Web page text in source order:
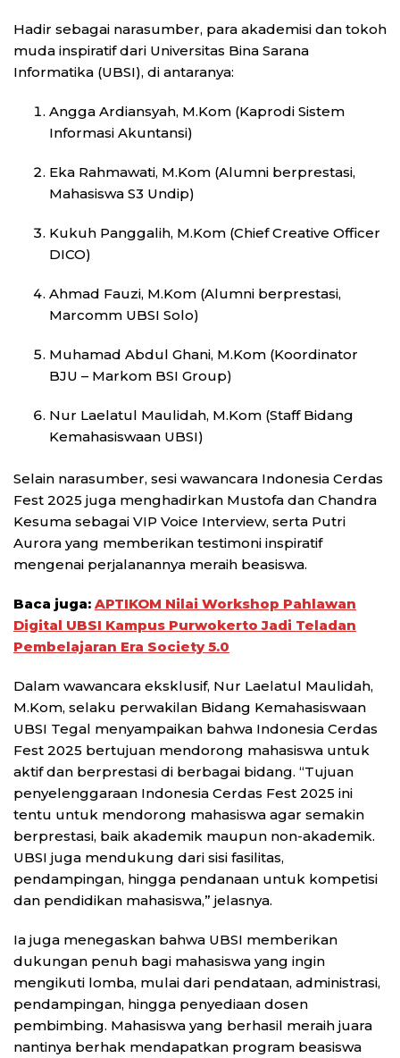
Hadir sebagai narasumber, para akademisi dan tokoh
muda inspiratif dari Universitas Bina Sarana
Informatika (UBSI), di antaranya:
Angga Ardiansyah, M.Kom (Kaprodi Sistem
Informasi Akuntansi)
Eka Rahmawati, M.Kom (Alumni berprestasi,
Mahasiswa S3 Undip)
Kukuh Panggalih, M.Kom (Chief Creative Officer
DICO)
Ahmad Fauzi, M.Kom (Alumni berprestasi,
Marcomm UBSI Solo)
Muhamad Abdul Ghani, M.Kom (Koordinator
BJU – Markom BSI Group)
Nur Laelatul Maulidah, M.Kom (Staff Bidang
Kemahasiswaan UBSI)
Selain narasumber, sesi wawancara Indonesia Cerdas
Fest 2025 juga menghadirkan Mustofa dan Chandra
Kesuma sebagai VIP Voice Interview, serta Putri
Aurora yang memberikan testimoni inspiratif
mengenai perjalanannya meraih beasiswa.
Baca juga: APTIKOM Nilai Workshop Pahlawan
Digital UBSI Kampus Purwokerto Jadi Teladan
Pembelajaran Era Society 5.0
Dalam wawancara eksklusif, Nur Laelatul Maulidah,
M.Kom, selaku perwakilan Bidang Kemahasiswaan
UBSI Tegal menyampaikan bahwa Indonesia Cerdas
Fest 2025 bertujuan mendorong mahasiswa untuk
aktif dan berprestasi di berbagai bidang. “Tujuan
penyelenggaraan Indonesia Cerdas Fest 2025 ini
tentu untuk mendorong mahasiswa agar semakin
berprestasi, baik akademik maupun non-akademik.
UBSI juga mendukung dari sisi fasilitas,
pendampingan, hingga pendanaan untuk kompetisi
dan pendidikan mahasiswa,” jelasnya.
Ia juga menegaskan bahwa UBSI memberikan
dukungan penuh bagi mahasiswa yang ingin
mengikuti lomba, mulai dari pendataan, administrasi,
pendampingan, hingga penyediaan dosen
pembimbing. Mahasiswa yang berhasil meraih juara
nantinya berhak mendapatkan program beasiswa